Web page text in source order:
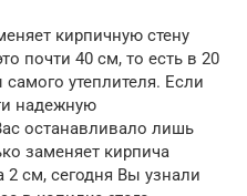
кирпичную стену
почти 40 см, то есть в 20
утеплителя. Если
надежную
останавливало лишь
заменяет кирпича
см, сегодня Вы узнали